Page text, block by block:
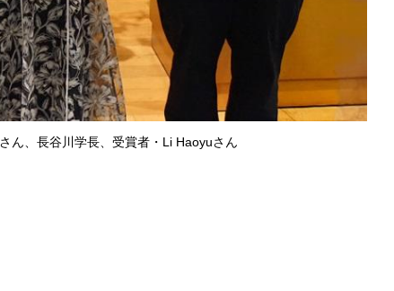
ん、長谷川学長、受賞者・Li Haoyuさん